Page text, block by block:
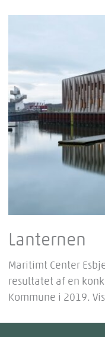
Lanternen
Maritimt Center
resultatet af en
Kommune i 2019.